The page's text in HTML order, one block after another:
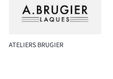
ATELIERS BRUGIER